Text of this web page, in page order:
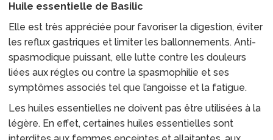
Huile essentielle de Basilic
Elle est très appréciée pour favoriser la digestion, éviter
les reflux gastriques et limiter les ballonnements. Anti-
spasmodique puissant, elle lutte contre les douleurs
liées aux régles ou contre la spasmophilie et ses
symptômes associés tel que l’angoisse et la fatigue.
Les huiles essentielles ne doivent pas être utilisées à la
légère. En effet, certaines huiles essentielles sont